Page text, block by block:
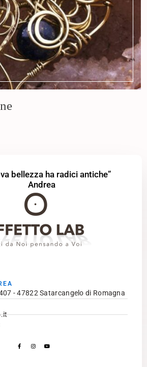
bellezza ha radici antiche”
Andrea
- 47822 Satarcangelo di Romagna
Facebook-
f